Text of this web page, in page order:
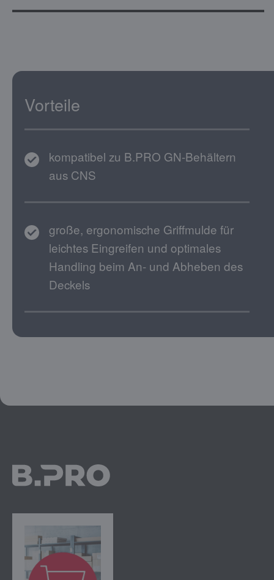
Vorteile
kompatibel zu B.PRO GN-Behältern
aus CNS
große, ergonomische Griffmulde für
leichtes Eingreifen und optimales
Handling beim An- und Abheben des
Deckels